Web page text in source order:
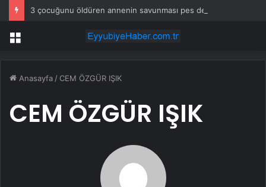
3 çocuğunu öldüren annenin savunması pes dedirtti
Menü
Anasayfa / CEM ÖZGÜR IŞIK
CEM ÖZGÜR IŞIK